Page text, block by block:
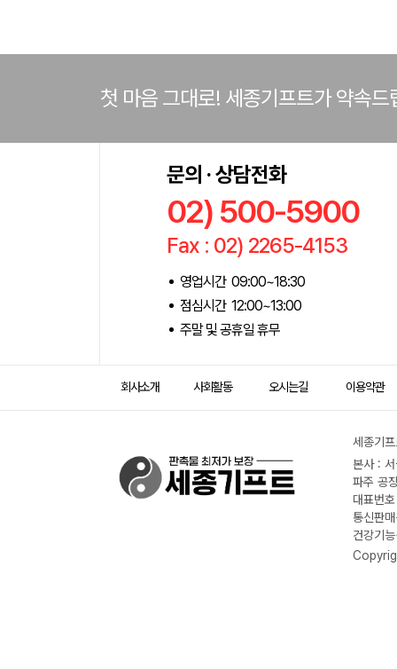
첫 마음 그대로! 세종기프트가 약속드
문의 · 상담전화
02) 500-5900
Fax : 02) 2265-4153
영업시간 09:00~18:30
점심시간 12:00~13:00
주말 및 공휴일 휴무
회사소개 사회활동 오시는길 이용약관
세종기
본사 :
파주 공
대표번
통신판
건강기